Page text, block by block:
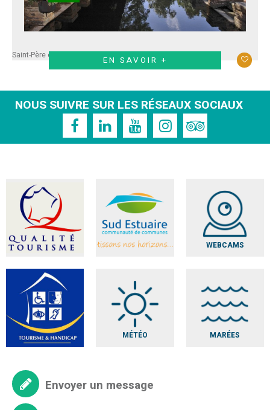
EN SAVOIR +
Saint-Père en Retz
NOUS SUIVRE SUR LES RÉSEAUX SOCIAUX
WEBCAMS
MÉTÉO MARÉES
Envoyer un message